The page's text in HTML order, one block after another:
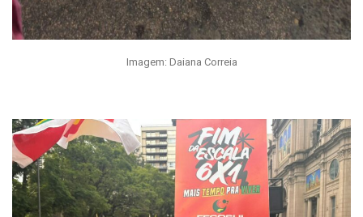
Imagem: Daiana Correia